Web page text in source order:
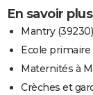
En savoir
Mantry (39230)
Ecole primaire
Maternités à
Crèches et